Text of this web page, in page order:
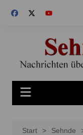
Inhalt
Start Sehnde